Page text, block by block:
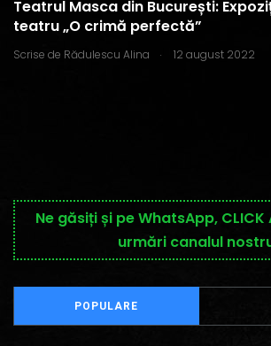
Teatrul Masca din București:
teatru „O crimă perfectă”
Scrise de Rădulescu Alina . 12 august 2022
Ne găsiți și pe WhatsApp,
urmări canalul
POPULARE